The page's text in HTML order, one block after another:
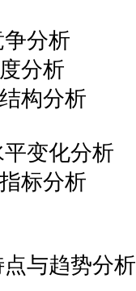
分析
析
分析
变化分析
分析
与趋势分析